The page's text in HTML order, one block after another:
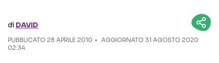
di DAVID
PUBBLICATO 28 APRILE 2010
AGGIORNATO 31 AGOSTO 2020
02:34